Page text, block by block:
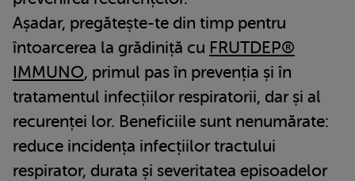
Așadar, pregătește-te din timp pentru
întoarcerea la grădiniță cu FRUTDEP®
IMMUNO, primul pas în prevenția și în
tratamentul infecțiilor respiratorii, dar și al
recurenței lor. Beneficiile sunt nenumărate:
reduce incidența infecțiilor tractului
respirator, durata și severitatea episoadelor